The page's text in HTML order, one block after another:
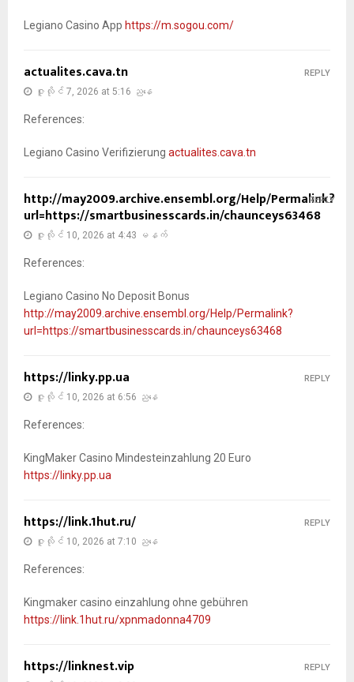
Legiano Casino App https://m.sogou.com/
actualites.cava.tn
ဇူလိုင် 7, 2026 at 5:16 ညနေ
References:
Legiano Casino Verifizierung actualites.cava.tn
REPLY
http://may2009.archive.ensembl.org/Help/Permalink?
url=https://smartbusinesscards.in/chaunceys63468
ဇူလိုင် 10, 2026 at 4:43 မနက်
References:
Legiano Casino No Deposit Bonus
http://may2009.archive.ensembl.org/Help/Permalink?
url=https://smartbusinesscards.in/chaunceys63468
REPLY
https://linky.pp.ua
ဇူလိုင် 10, 2026 at 6:56 ညနေ
References:
KingMaker Casino Mindesteinzahlung 20 Euro
https://linky.pp.ua
REPLY
https://link.1hut.ru/
ဇူလိုင် 10, 2026 at 7:10 ညနေ
References:
Kingmaker casino einzahlung ohne gebühren
https://link.1hut.ru/xpnmadonna4709
REPLY
https://linknest.vip REPLY